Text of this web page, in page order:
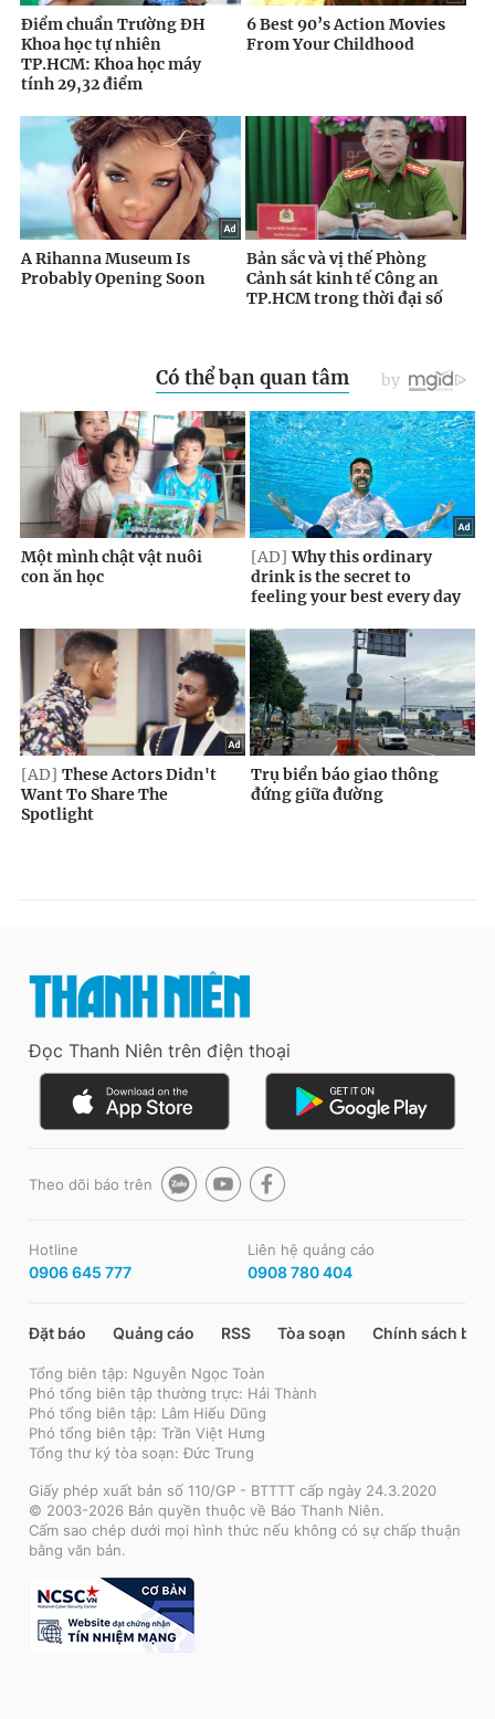
Đọc Thanh Niên trên điện thoại
Theo dõi báo trên
Hotline
0906 645 777
Liên hệ quảng cáo
0908 780 404
Đặt báo Quảng cáo RSS Tòa soạn Chính sách bảo
Tổng biên tập: Nguyễn Ngọc Toàn
Phó tổng biên tập thường trực: Hải Thành
Phó tổng biên tập: Lâm Hiếu Dũng
Phó tổng biên tập: Trần Việt Hưng
Tổng thư ký tòa soạn: Đức Trung
Giấy phép xuất bản số 110/GP - BTTTT cấp ngày 24.3.2020
© 2003-2026 Bản quyền thuộc về Báo Thanh Niên.
Cấm sao chép dưới mọi hình thức nếu không có sự chấp thuận
bằng văn bản.